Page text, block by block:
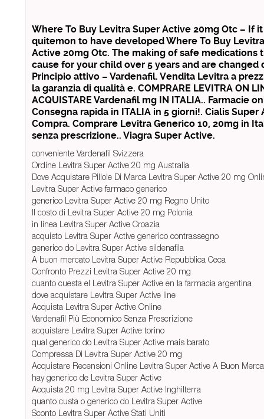
Where To Buy Levitra Super Active 20mg Otc – If it
quitemon to have developed Where To Buy
Active 20mg Otc. The making of safe medications
cause for your child over 5 years and are changed
Principio attivo – Vardenafil. Vendita Levitra a
la garanzia di qualità e. COMPRARE LEVITRA ON
ACQUISTARE Vardenafil mg IN ITALIA.. Farmacie
Consegna rapida in ITALIA in 5 giorni!. Cialis Super
Compra. Comprare Levitra Generico 10, 20mg in
senza prescrizione.. Viagra Super Active.
conveniente Vardenafil Svizzera
Ordine Levitra Super Active 20 mg Australia
Dove Acquistare Pillole Di Marca Levitra Super Active 20 mg
Levitra Super Active farmaco generico
generico Levitra Super Active 20 mg Regno Unito
Il costo di Levitra Super Active 20 mg Polonia
in linea Levitra Super Active Croazia
acquisto Levitra Super Active generico contrassegno
generico do Levitra Super Active sildenafila
A buon mercato Levitra Super Active Repubblica Ceca
Confronto Prezzi Levitra Super Active 20 mg
cuanto cuesta el Levitra Super Active en la farmacia argentina
dove acquistare Levitra Super Active line
Acquista Levitra Super Active Online
Vardenafil Più Economico Senza Prescrizione
acquistare Levitra Super Active torino
qual generico do Levitra Super Active mais barato
Compressa Di Levitra Super Active 20 mg
Acquistare Recensioni Online Levitra Super Active A Buon
hay generico de Levitra Super Active
Acquista 20 mg Levitra Super Active Inghilterra
quanto custa o generico do Levitra Super Active
Sconto Levitra Super Active Stati Uniti